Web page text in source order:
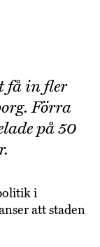
få in fler
Förra
på 50
i
att staden